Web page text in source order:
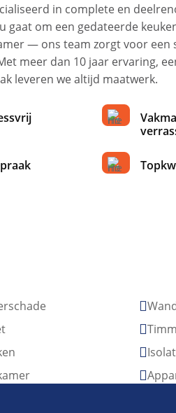
in complete en
gaat om een gedateerde
— ons team zorgt voor een
meer dan 10 jaar ervaring,
leveren we altijd maatwerk.



